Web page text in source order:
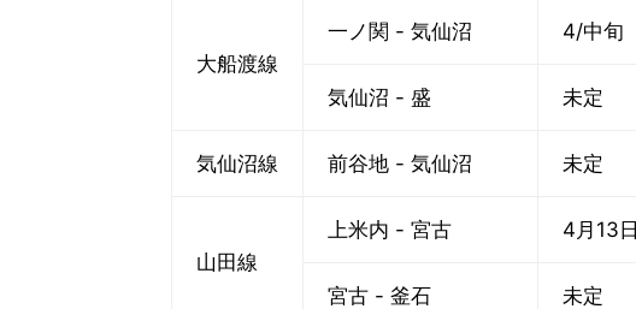
大船渡線
一ノ関 - 気仙沼 4/中旬
気仙沼 - 盛 未定
気仙沼線 前谷地 - 気仙沼 未定
山田線
上米内 - 宮古 4月13日
宮古 - 釜石 未定